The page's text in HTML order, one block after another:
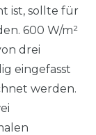
ist, sollte für
600 W/m²
drei
eingefasst
werden.